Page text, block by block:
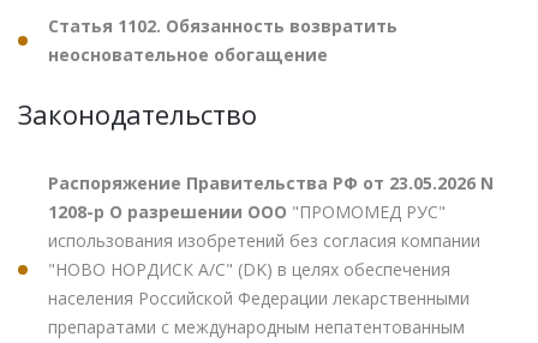
Статья 1102. Обязанность возвратить
неосновательное обогащение
Законодательство
Распоряжение Правительства РФ от 23.05.2026 N
1208-р О разрешении ООО "ПРОМОМЕД РУС"
использования изобретений без согласия компании
"НОВО НОРДИСК А/С" (DK) в целях обеспечения
населения Российской Федерации лекарственными
препаратами с международным непатентованным